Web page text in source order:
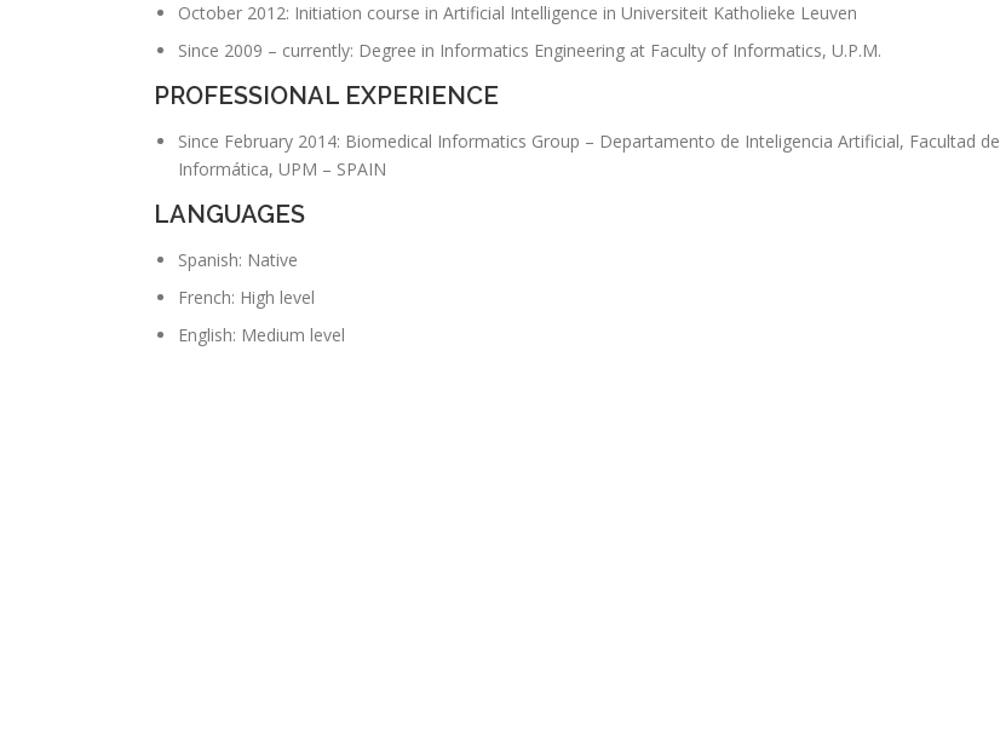
October 2012: Initiation course in Artificial Intelligence in Universiteit Katholieke Leuven
Since 2009 – currently: Degree in Informatics Engineering at Faculty of Informatics, U.P.M.
PROFESSIONAL EXPERIENCE
Since February 2014: Biomedical Informatics Group – Departamento de Inteligencia Artificial, Facultad de
Informática, UPM – SPAIN
LANGUAGES
Spanish: Native
French: High level
English: Medium level